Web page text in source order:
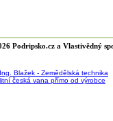
Podripsko.cz a Vlastivědný
Blažek - Zemědělská technika
česká vana přímo od výrobce